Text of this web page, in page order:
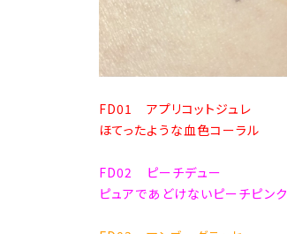
FD01 アプリコットジュレ
ほてったような血色コーラル
FD02 ピーチデュー
ピュアであどけないピーチピンク